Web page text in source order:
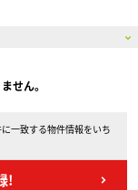
せん。
一致する物件情報をいち
!